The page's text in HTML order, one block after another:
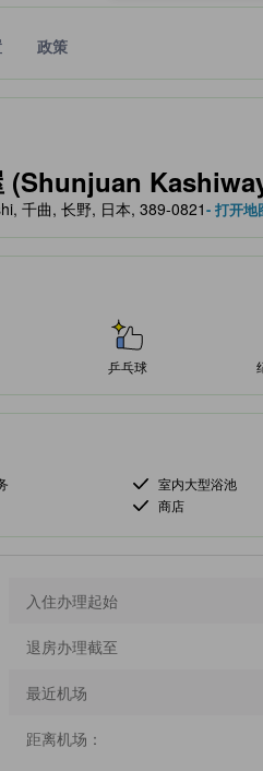
政策
(Shunjuan
供，仅作为住宿舒适度、设施服务
千曲, 长野, 日本, 389-0821- 打开地
乒乓球
室内大型浴池
商店
入住办理起始
退房办理截至
最近机场
距离机场：